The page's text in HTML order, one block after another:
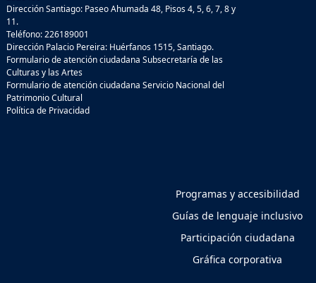
Dirección Santiago: Paseo Ahumada 48, Pisos 4, 5, 6, 7, 8 y
11.
Teléfono: 226189001
Dirección Palacio Pereira: Huérfanos 1515, Santiago.
Formulario de atención ciudadana Subsecretaría de las
Culturas y las Artes
Formulario de atención ciudadana Servicio Nacional del
Patrimonio Cultural
Política de Privacidad
Programas y accesibilidad
Guías de lenguaje inclusivo
Participación ciudadana
Gráfica corporativa